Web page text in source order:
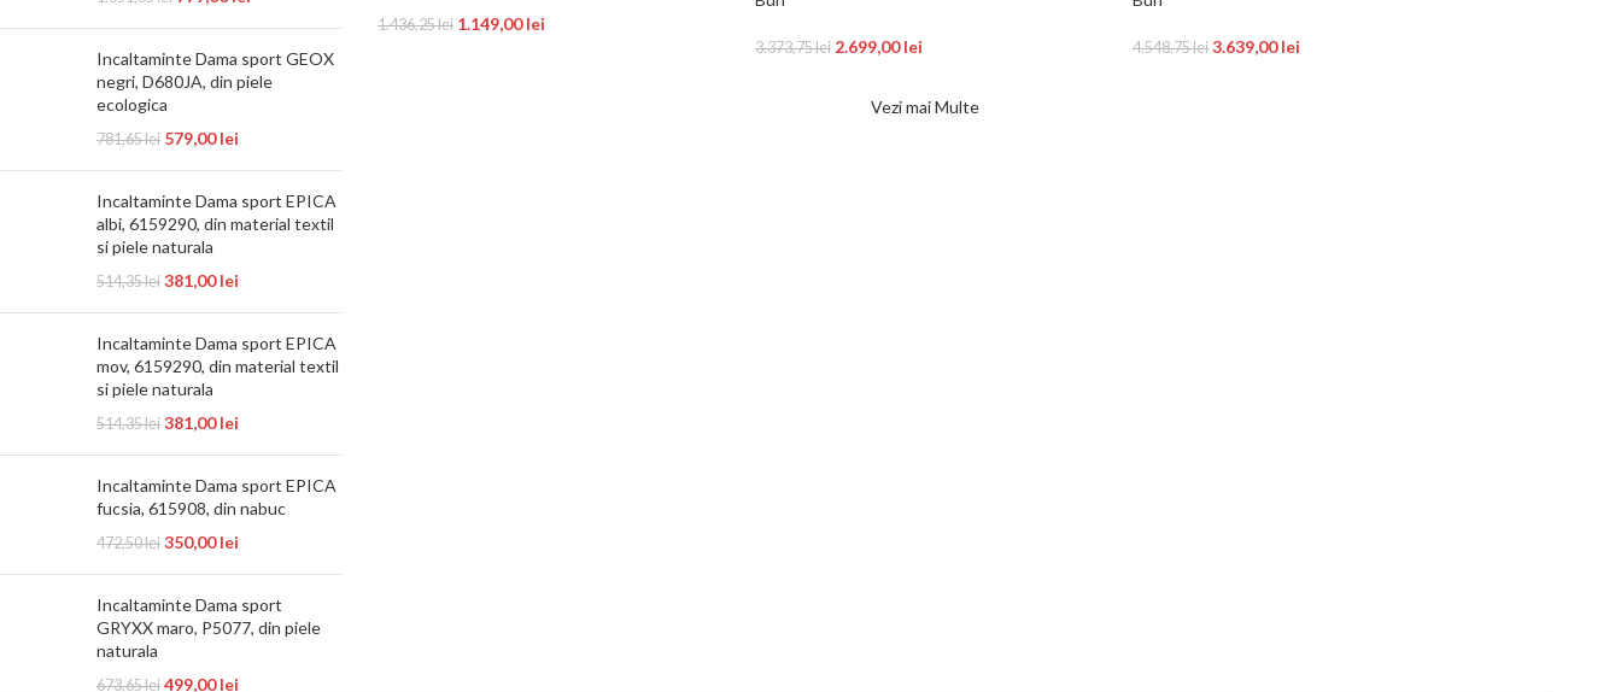
Incaltaminte Dama sport GEOX
negri, D680JA, din piele
ecologica
781,65lei 579,00lei
Incaltaminte Dama sport EPICA
albi, 6159290, din material textil
si piele naturala
514,35lei 381,00lei
Incaltaminte Dama sport EPICA
mov, 6159290, din material textil
si piele naturala
514,35lei 381,00lei
Incaltaminte Dama sport EPICA
fucsia, 615908, din nabuc
472,50lei 350,00lei
Incaltaminte Dama sport
GRYXX maro, P5077, din piele
naturala
673,65lei 499,00lei
1.436,25lei 1.149,00lei
3.373,75lei 2.699,00lei 4.548,75lei 3.639,00lei
Vezi mai Multe